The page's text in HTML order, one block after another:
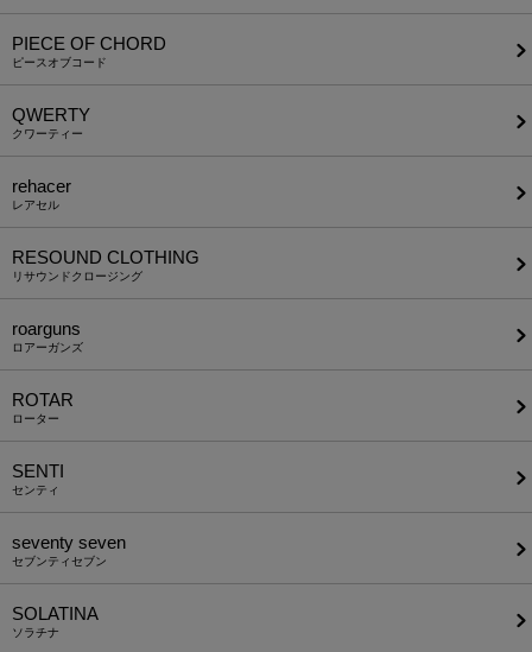
PIECE OF CHORD
ピースオブコード
QWERTY
クワーティー
rehacer
レアセル
RESOUND CLOTHING
リサウンドクロージング
roarguns
ロアーガンズ
ROTAR
ローター
SENTI
センティ
seventy seven
セブンティセブン
SOLATINA
ソラチナ